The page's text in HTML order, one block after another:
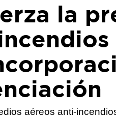
la
aéreos anti-